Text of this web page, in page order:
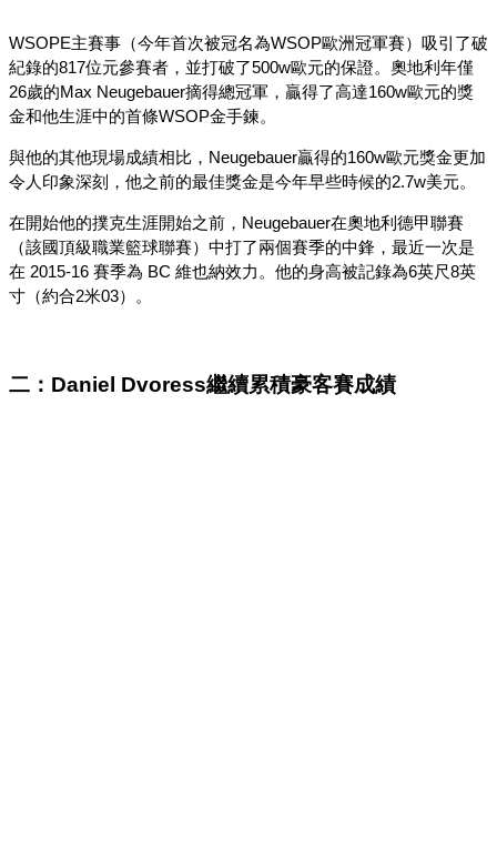
WSOPE主賽事（今年首次被冠名為WSOP歐洲冠軍賽）吸引了破
紀錄的817位元參賽者，並打破了500w歐元的保證。奧地利年僅
26歲的Max Neugebauer摘得總冠軍，贏得了高達160w歐元的獎
金和他生涯中的首條WSOP金手鍊。
與他的其他現場成績相比，Neugebauer贏得的160w歐元獎金更加
令人印象深刻，他之前的最佳獎金是今年早些時候的2.7w美元。
在開始他的撲克生涯開始之前，Neugebauer在奧地利德甲聯賽
（該國頂級職業籃球聯賽）中打了兩個賽季的中鋒，最近一次是
在 2015-16 賽季為 BC 維也納效力。他的身高被記錄為6英尺8英
寸（約合2米03）。
二：Daniel Dvoress繼續累積豪客賽成績